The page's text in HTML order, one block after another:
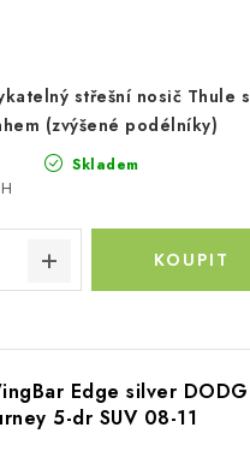
střešní nosič Thule s
(zvýšené podélníky)
Skladem
Edge silver
5-dr SUV 08-11